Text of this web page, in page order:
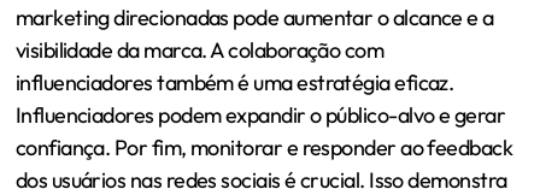
marketing direcionadas pode aumentar o alcance e a
visibilidade da marca. A colaboração com
influenciadores também é uma estratégia eficaz.
Influenciadores podem expandir o público-alvo e gerar
confiança. Por fim, monitorar e responder ao feedback
dos usuários nas redes sociais é crucial. Isso demonstra